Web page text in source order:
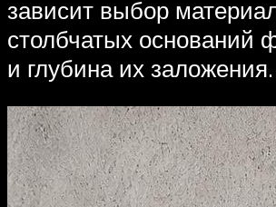
зависит выбор
столбчатых оснований
и глубина их заложения.